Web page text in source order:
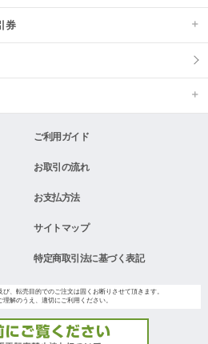
券
ご利用ガイド
お取引の流れ
お支払方法
サイトマップ
特定商取引法に基づく表記
、転売目的でのご注文は固くお断りさせて頂きます。
解のうえ、適切にご利用ください。